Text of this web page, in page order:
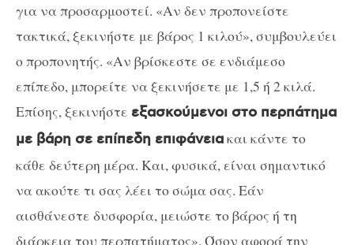
για να προσαρμοστεί. «Αν δεν προπονείστε
τακτικά, ξεκινήστε με βάρος 1 κιλού», συμβουλεύει
ο προπονητής. «Αν βρίσκεστε σε ενδιάμεσο
επίπεδο, μπορείτε να ξεκινήσετε με 1,5 ή 2 κιλά.
Επίσης, ξεκινήστε εξασκούμενοι στο περπάτημα
με βάρη σε επίπεδη επιφάνειακαι κάντε το
κάθε δεύτερη μέρα. Και, φυσικά, είναι σημαντικό
να ακούτε τι σας λέει το σώμα σας. Εάν
αισθάνεστε δυσφορία, μειώστε το βάρος ή τη
διάρκεια του περπατήματος». Όσον αφορά την